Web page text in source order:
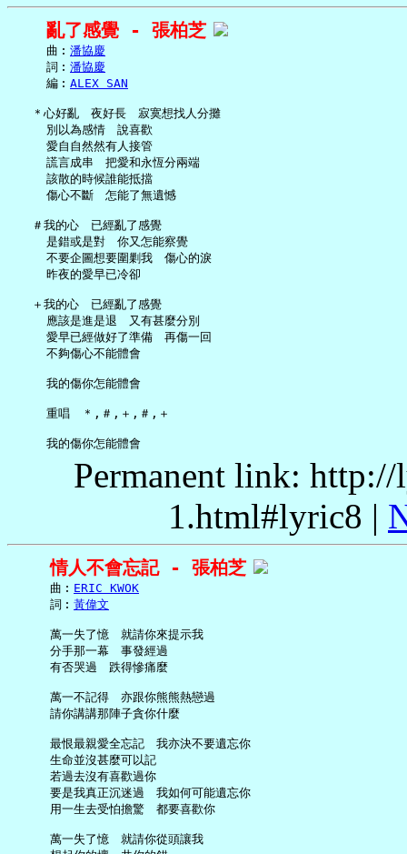
亂了感覺 - 張柏芝
     曲︰
潘協慶
     詞︰
潘協慶
     編︰
ALEX SAN
   ＊心好亂　夜好長　寂寞想找人分攤
     別以為感情　說喜歡
     愛自自然然有人接管
     謊言成串　把愛和永恆分兩端
     該散的時候誰能抵擋
     傷心不斷　怎能了無遺憾
   ＃我的心　已經亂了感覺
     是錯或是對　你又怎能察覺
     不要企圖想要圍剿我　傷心的淚
     昨夜的愛早已冷卻
   ＋我的心　已經亂了感覺
     應該是進是退　又有甚麼分別
     愛早已經做好了準備　再傷一回
     不夠傷心不能體會
     我的傷你怎能體會
     重唱　＊,＃,＋,＃,＋
Permanent link:
1.html#lyric8 |
情人不會忘記 - 張柏芝
     曲︰
ERIC KWOK
     詞︰
黃偉文
     萬一失了憶　就請你來提示我
     分手那一幕　事發經過
     有否哭過　跌得慘痛麼
     萬一不記得　亦跟你熊熊熱戀過
     請你講講那陣子貪你什麼
     最恨最親愛全忘記　我亦決不要遺忘你
     生命並沒甚麼可以記
     若過去沒有喜歡過你
     要是我真正沉迷過　我如何可能遺忘你
     用一生去受怕擔驚　都要喜歡你
     萬一失了憶　就請你從頭讓我